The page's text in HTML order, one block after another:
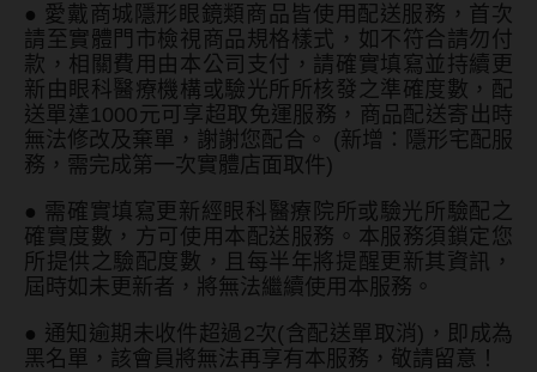
ReVIA蕾美
EverColor艾薇卡
Pony Pallet魔彩盤
CRYSTE晶瞳
DECORATIVE視妝美
SAMI佐美
PienAge
T-Garden CRUUM
● 愛戴商城隱形眼鏡類商品皆使用配送服務，首次
請至實體門市檢視商品規格樣式，如不符合請勿付
款，相關費用由本公司支付，請確實填寫並持續更
新由眼科醫療機構或驗光所所核發之準確度數，配
送單達1000元可享超取免運服務，商品配送寄出時
無法修改及棄單，謝謝您配合。 (新增：隱形宅配服
務，需完成第一次實體店面取件)
● 需確實填寫更新經眼科醫療院所或驗光所驗配之
確實度數，方可使用本配送服務。本服務須鎖定您
所提供之驗配度數，且每半年將提醒更新其資訊，
屆時如未更新者，將無法繼續使用本服務。
● 通知逾期未收件超過2次(含配送單取消)，即成為
黑名單，該會員將無法再享有本服務，敬請留意！